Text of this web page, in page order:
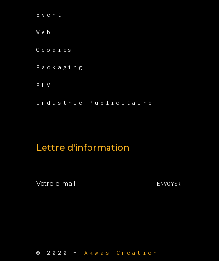
Event
Web
Goodies
Packaging
PLV
Industrie Publicitaire
Lettre d'information
ENVOYER
© 2020 –Akwas Creation